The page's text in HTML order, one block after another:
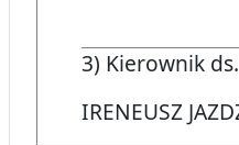
3) Kierownik
IRENEUSZ